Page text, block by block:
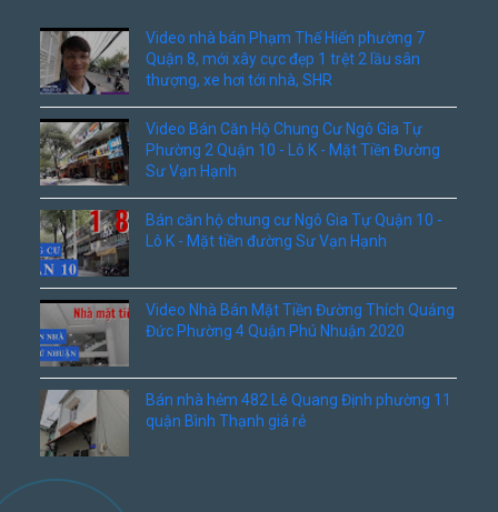
Video nhà bán Phạm Thế Hiển phường 7
Quận 8, mới xây cực đẹp 1 trệt 2 lầu sân
thượng, xe hơi tới nhà, SHR
Video Bán Căn Hộ Chung Cư Ngô Gia Tự
Phường 2 Quận 10 - Lô K - Mặt Tiền Đường
Sư Vạn Hạnh
Bán căn hộ chung cư Ngô Gia Tự Quận 10 -
Lô K - Mặt tiền đường Sư Vạn Hạnh
Video Nhà Bán Mặt Tiền Đường Thích Quảng
Đức Phường 4 Quận Phú Nhuận 2020
Bán nhà hẻm 482 Lê Quang Định phường 11
quận Bình Thạnh giá rẻ